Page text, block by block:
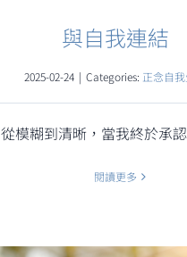
與自我連結
2025-02-24 | Categories: 正念自
從模糊到清晰，當我終於承
閱讀更多